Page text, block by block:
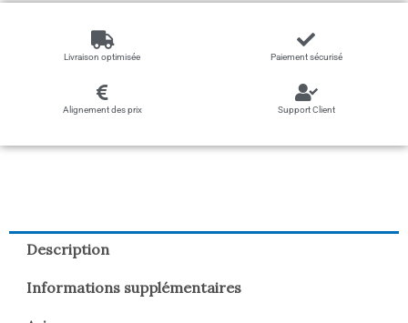
Livraison optimisée Paiement sécurisé
Alignement des prix Support Client
Description
Informations supplémentaires